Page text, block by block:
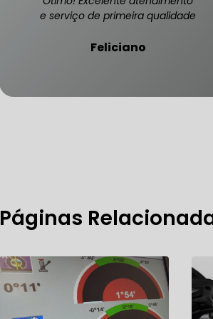
OFICINA
e serviço de primeira qualidade
Feliciano
Páginas